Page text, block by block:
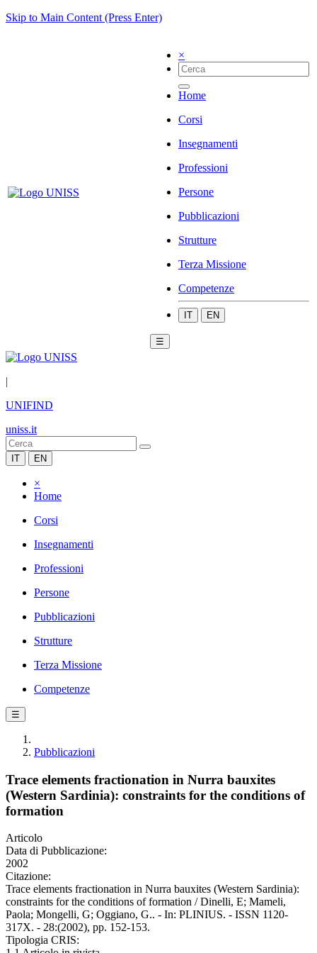
Skip to Main Content (Press Enter)
×
Home
Corsi
Insegnamenti
Professioni
Persone
Pubblicazioni
Strutture
Terza Missione
Competenze
IT EN
☰
|
UNIFIND
uniss.it
IT EN
×
Home
Corsi
Insegnamenti
Professioni
Persone
Pubblicazioni
Strutture
Terza Missione
Competenze
☰
Pubblicazioni
Trace elements fractionation in Nurra bauxites
(Western Sardinia): constraints for the conditions of
formation
Articolo
Data di Pubblicazione:
2002
Citazione:
Trace elements fractionation in Nurra bauxites (Western Sardinia):
constraints for the conditions of formation / Dinelli, E; Mameli,
Paola; Mongelli, G; Oggiano, G.. - In: PLINIUS. - ISSN 1120-
317X. - 28:(2002), pp. 152-153.
Tipologia CRIS: